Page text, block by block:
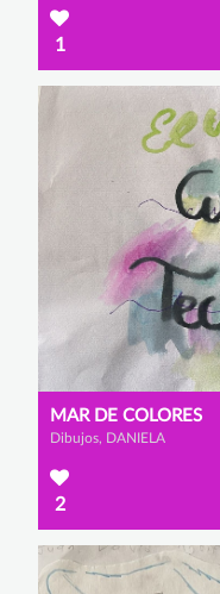
1
MAR DE COLORES
Dibujos, DANIELA
2